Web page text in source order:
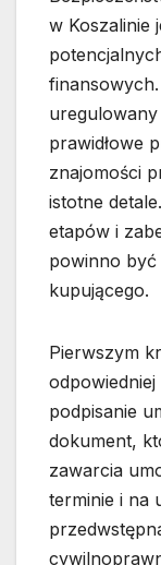
w Koszalinie
prawidłowe
znajomości
istotne
etapów i
powinno być
kupującego.
Pierwszym
podpisanie
dokument,
zawarcia
terminie i na